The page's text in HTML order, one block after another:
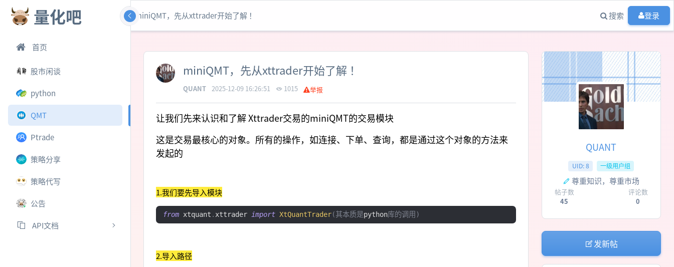
量化吧
首页
股市闲谈
python
QMT
Ptrade
策略分享
策略代写
公告
API文档
miniQMT，先从xttrader开始了解 ！ 搜索 登录
miniQMT，先从xttrader开始了解 ！
QUANT 2025-12-09 16:26:51 1015 举报
让我们先来认识和了解 Xttrader交易的miniQMT的交易模块
这是交易最核心的对象。所有的操作，如连接、下单、查询，都是通过这个对象的方法来
发起的
1.我们要先导入模块
from xtquant . xttrader import XtQuantTrader(其本质是python库的调用)
2.导入路径
QUANT
UID: 8 一级用户组
尊重知识，尊重市场
帖子数
45
评论数
0
发新帖